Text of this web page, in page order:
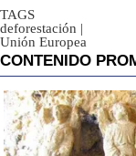
TAGS
deforestación |
Unión Europea